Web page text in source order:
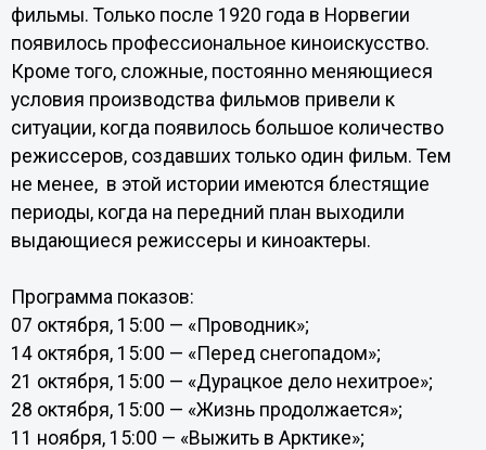
фильмы. Только после 1920 года в Норвегии
появилось профессиональное киноискусство.
Кроме того, сложные, постоянно меняющиеся
условия производства фильмов привели к
ситуации, когда появилось большое количество
режиссеров, создавших только один фильм. Тем
не менее, в этой истории имеются блестящие
периоды, когда на передний план выходили
выдающиеся режиссеры и киноактеры.
Программа показов:
07 октября, 15:00 — «Проводник»;
14 октября, 15:00 — «Перед снегопадом»;
21 октября, 15:00 — «Дурацкое дело нехитрое»;
28 октября, 15:00 — «Жизнь продолжается»;
11 ноября, 15:00 — «Выжить в Арктике»;